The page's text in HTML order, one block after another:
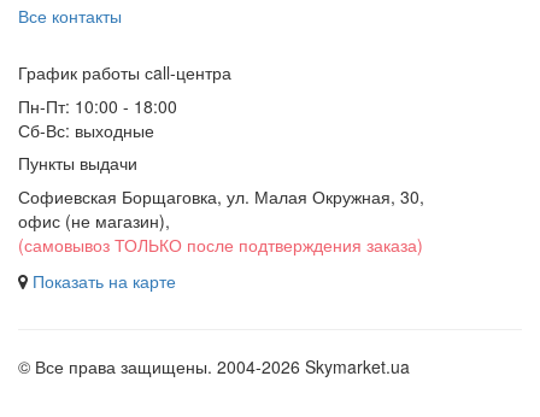
Все контакты
График работы сall-центра
Пн-Пт: 10:00 - 18:00
Сб-Вс: выходные
Пункты выдачи
Софиевская Борщаговка, ул. Малая Окружная, 30,
офис (не магазин),
(самовывоз ТОЛЬКО после подтверждения заказа)
Показать на карте
© Все права защищены. 2004-2026 Skymarket.ua